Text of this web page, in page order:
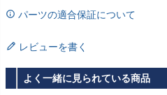
パーツの適合保証について
レビューを書く
よく一緒に見られている商品